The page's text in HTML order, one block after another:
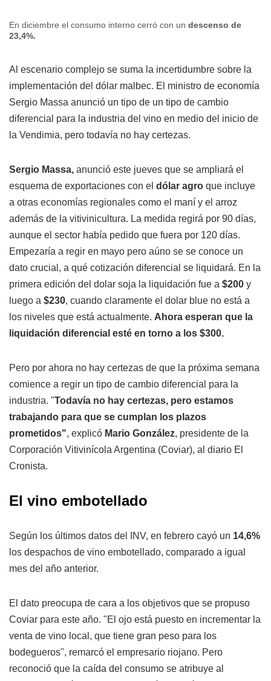
En diciembre el consumo interno cerró con un descenso de
23,4%.
Al escenario complejo se suma la incertidumbre sobre la
implementación del dólar malbec. El ministro de economía
Sergio Massa anunció un tipo de un tipo de cambio
diferencial para la industria del vino en medio del inicio de
la Vendimia, pero todavía no hay certezas.
Sergio Massa, anunció este jueves que se ampliará el
esquema de exportaciones con el dólar agro que incluye
a otras economías regionales como el maní y el arroz
además de la vitivinicultura. La medida regirá por 90 días,
aunque el sector había pedido que fuera por 120 días.
Empezaría a regir en mayo pero aúno se se conoce un
dato crucial, a qué cotización diferencial se liquidará. En la
primera edición del dolar soja la liquidación fue a $200 y
luego a $230, cuando claramente el dolar blue no está a
los niveles que está actualmente. Ahora esperan que la
liquidación diferencial esté en torno a los $300.
Pero por ahora no hay certezas de que la próxima semana
comience a regir un tipo de cambio diferencial para la
industria. "Todavía no hay certezas, pero estamos
trabajando para que se cumplan los plazos
prometidos", explicó Mario González, presidente de la
Corporación Vitivinícola Argentina (Coviar), al diario El
Cronista.
El vino embotellado
Según los últimos datos del INV, en febrero cayó un 14,6%
los despachos de vino embotellado, comparado a igual
mes del año anterior.
El dato preocupa de cara a los objetivos que se propuso
Coviar para este año. "El ojo está puesto en incrementar la
venta de vino local, que tiene gran peso para los
bodegueros", remarcó el empresario riojano. Pero
reconoció que la caída del consumo se atribuye al